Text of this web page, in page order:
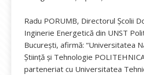
Radu PORUMB, Directorul Școlii
Inginerie Energetică din UNST
București, afirmă: “Universitatea
Știință și Tehnologie
parteneriat cu Universitatea